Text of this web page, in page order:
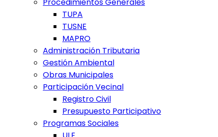
Procedimientos Generales
TUPA
TUSNE
MAPRO
Administración Tributaria
Gestión Ambiental
Obras Municipales
Participación Vecinal
Registro Civil
Presupuesto Participativo
Programas Sociales